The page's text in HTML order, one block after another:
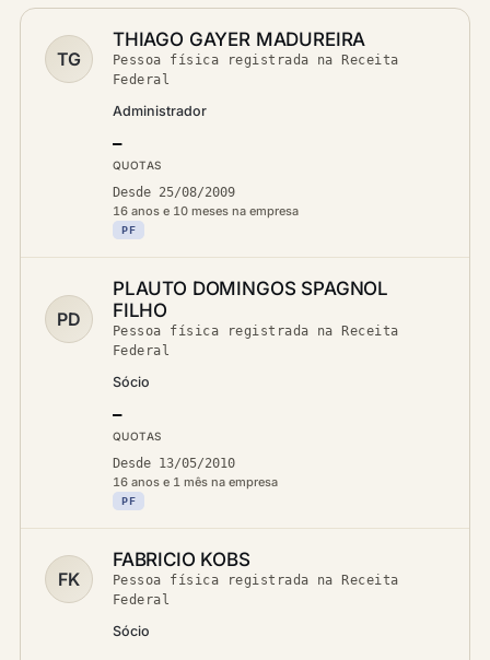
TG
THIAGO GAYER MADUREIRA
Pessoa física registrada na Receita
Federal
Administrador
—
QUOTAS
Desde 25/08/2009
16 anos e 10 meses na empresa
PF
PD
PLAUTO DOMINGOS SPAGNOL
FILHO
Pessoa física registrada na Receita
Federal
Sócio
—
QUOTAS
Desde 13/05/2010
16 anos e 1 mês na empresa
PF
FK
FABRICIO KOBS
Pessoa física registrada na Receita
Federal
Sócio